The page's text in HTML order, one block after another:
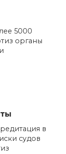
5000
органы
в
судов